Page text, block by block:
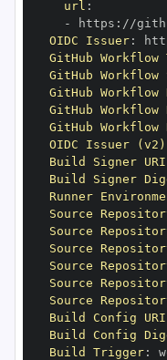
url :
-
https : //
OIDC Issuer:
GitHub
GitHub Workflow
GitHub Workflow
GitHub Workflow
GitHub Workflow
OIDC Issuer (v2)
Build Signer URI
Build Signer
Runner
Source
Source
Source
Source
Source
Source
Build Config URI
Build Config
Build Trigger: